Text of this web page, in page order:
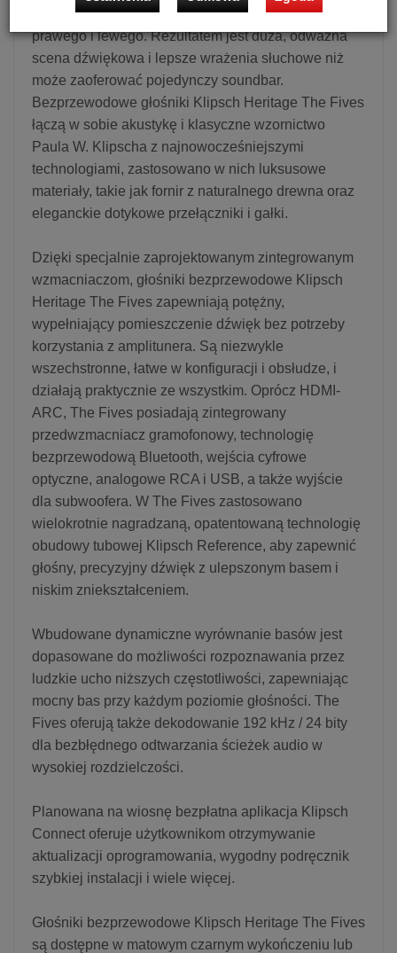
wysokiej jakości dźwięk z dedykowanych głośników
prawego i lewego. Rezultatem jest duża, odważna
scena dźwiękowa i lepsze wrażenia słuchowe niż
może zaoferować pojedynczy soundbar.
Bezprzewodowe głośniki Klipsch Heritage The Fives
łączą w sobie akustykę i klasyczne wzornictwo
Paula W. Klipscha z najnowocześniejszymi
technologiami, zastosowano w nich luksusowe
materiały, takie jak fornir z naturalnego drewna oraz
eleganckie dotykowe przełączniki i gałki.
Dzięki specjalnie zaprojektowanym zintegrowanym
wzmacniaczom, głośniki bezprzewodowe Klipsch
Heritage The Fives zapewniają potężny,
wypełniający pomieszczenie dźwięk bez potrzeby
korzystania z amplitunera. Są niezwykle
wszechstronne, łatwe w konfiguracji i obsłudze, i
działają praktycznie ze wszystkim. Oprócz HDMI-
ARC, The Fives posiadają zintegrowany
przedwzmacniacz gramofonowy, technologię
bezprzewodową Bluetooth, wejścia cyfrowe
optyczne, analogowe RCA i USB, a także wyjście
dla subwoofera. W The Fives zastosowano
wielokrotnie nagradzaną, opatentowaną technologię
obudowy tubowej Klipsch Reference, aby zapewnić
głośny, precyzyjny dźwięk z ulepszonym basem i
niskim zniekształceniem.
Wbudowane dynamiczne wyrównanie basów jest
dopasowane do możliwości rozpoznawania przez
ludzkie ucho niższych częstotliwości, zapewniając
mocny bas przy każdym poziomie głośności. The
Fives oferują także dekodowanie 192 kHz / 24 bity
dla bezbłędnego odtwarzania ścieżek audio w
wysokiej rozdzielczości.
Planowana na wiosnę bezpłatna aplikacja Klipsch
Connect oferuje użytkownikom otrzymywanie
aktualizacji oprogramowania, wygodny podręcznik
szybkiej instalacji i wiele więcej.
Głośniki bezprzewodowe Klipsch Heritage The Fives
są dostępne w matowym czarnym wykończeniu lub